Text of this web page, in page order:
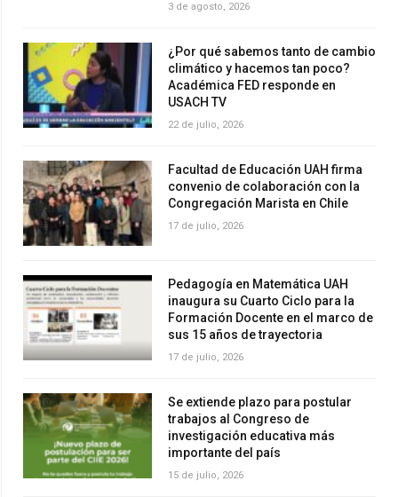
3 de agosto, 2026
¿Por qué sabemos tanto de cambio
climático y hacemos tan poco?
Académica FED responde en
USACH TV
22 de julio, 2026
Facultad de Educación UAH firma
convenio de colaboración con la
Congregación Marista en Chile
17 de julio, 2026
Pedagogía en Matemática UAH
inaugura su Cuarto Ciclo para la
Formación Docente en el marco de
sus 15 años de trayectoria
17 de julio, 2026
Se extiende plazo para postular
trabajos al Congreso de
investigación educativa más
importante del país
15 de julio, 2026